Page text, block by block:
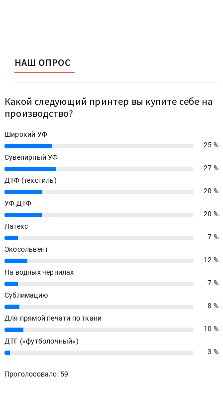
НАШ ОПРОС
Какой следующий принтер вы купите себе на
производство?
Широкий УФ
25%
25 %
Сувенирный УФ
27%
27 %
ДТФ (текстиль)
20%
20 %
УФ ДТФ
20%
20 %
Латекс
7%
7 %
Экосольвент
12%
12 %
На водных чернилах
7%
7 %
Сублимацию
8%
8 %
Для прямой печати по ткани
10%
10 %
ДТГ («футболочный»)
3% 3 %
Проголосовало: 59